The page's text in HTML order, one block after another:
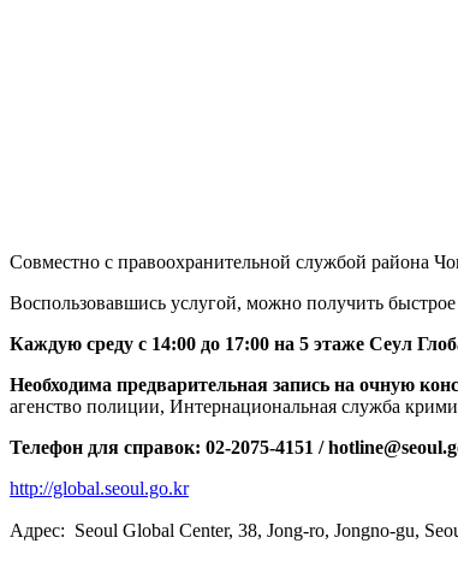
Совместно с правоохранительной службой района
Воспользовавшись услугой, можно получить
Каждую среду с 14:00 до 17:00 на 5 этаже Сеул
Необходима предварительная запись на очную
агенство полиции, Интернациональная служба
Телефон для справок: 02-2075-4151 /
http://global.seoul.go.kr
Адрес: Seoul Global Center, 38, Jong-ro, Jongno-gu,